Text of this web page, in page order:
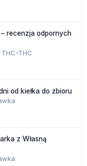
recenzja odpornych
THC
od kiełka do zbioru
z Własną